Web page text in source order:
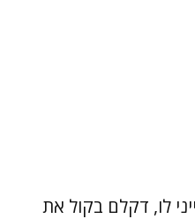
לו, דקלם בקול את